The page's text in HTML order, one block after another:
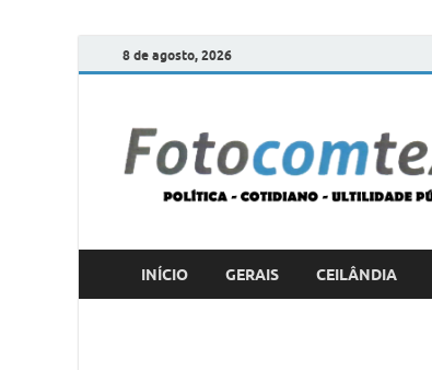
8 de agosto, 2026
INÍCIO GERAIS CEILÂNDIA